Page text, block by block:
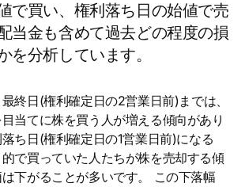
で買い、権利落ち日の始値で売
当金も含めて過去どの程度の損
を分析しています。
終日(権利確定日の2営業日前)までは、
当てに株を買う人が増える傾向があり
ち日(権利確定日の1営業日前)になる
で買っていた人たちが株を売却する傾
下がることが多いです。 この下落幅